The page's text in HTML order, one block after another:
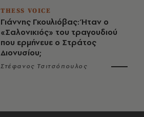
THESS VOICE
Γιάννης Γκουλιόβας: Ήταν ο
«Σαλονικιός» του τραγουδιού
που ερμήνευε ο Στράτος
Διονυσίου;
Στέφανος Τσιτσόπουλος